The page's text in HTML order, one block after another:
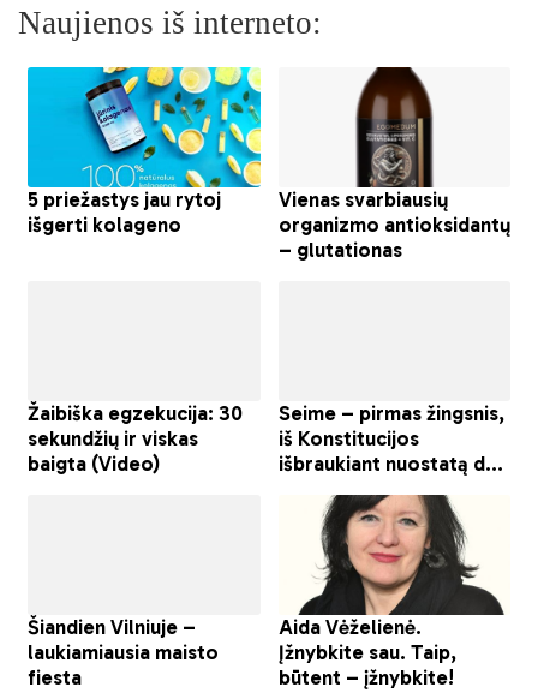
Naujienos iš interneto: